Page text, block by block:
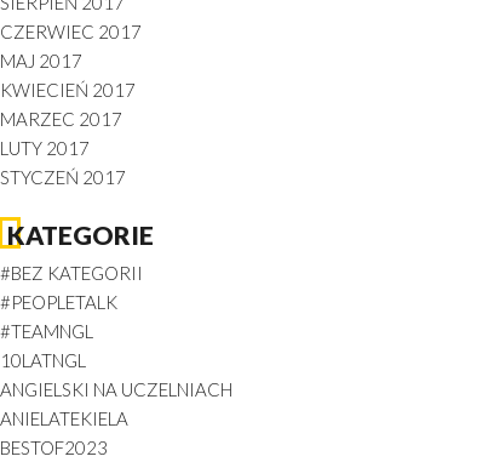
CZERWIEC 2017
MAJ 2017
KWIECIEŃ 2017
MARZEC 2017
LUTY 2017
STYCZEŃ 2017
KATEGORIE
#BEZ KATEGORII
#PEOPLETALK
#TEAMNGL
10LATNGL
ANGIELSKI NA UCZELNIACH
ANIELATEKIELA
BESTOF2023